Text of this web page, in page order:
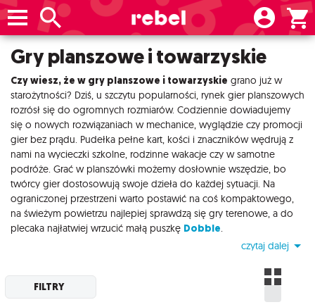
Gry planszowe i towarzyskie
Czy wiesz, że w gry planszowe i towarzyskie grano już w
starożytności? Dziś, u szczytu popularności, rynek gier planszowych
rozrósł się do ogromnych rozmiarów. Codziennie dowiadujemy
się o nowych rozwiązaniach w mechanice, wyglądzie czy promocji
gier bez prądu. Pudełka pełne kart, kości i znaczników wędrują z
nami na wycieczki szkolne, rodzinne wakacje czy w samotne
podróże. Grać w planszówki możemy dosłownie wszędzie, bo
twórcy gier dostosowują swoje dzieła do każdej sytuacji. Na
ograniczonej przestrzeni warto postawić na coś kompaktowego,
na świeżym powietrzu najlepiej sprawdzą się gry terenowe, a do
plecaka najłatwiej wrzucić małą puszkę Dobble.
czytaj dalej
FILTRY